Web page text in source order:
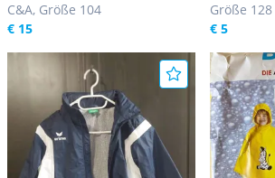
Gr 104
C&A, Größe 104
€ 15
(Neu!)
Größe 128
€ 5